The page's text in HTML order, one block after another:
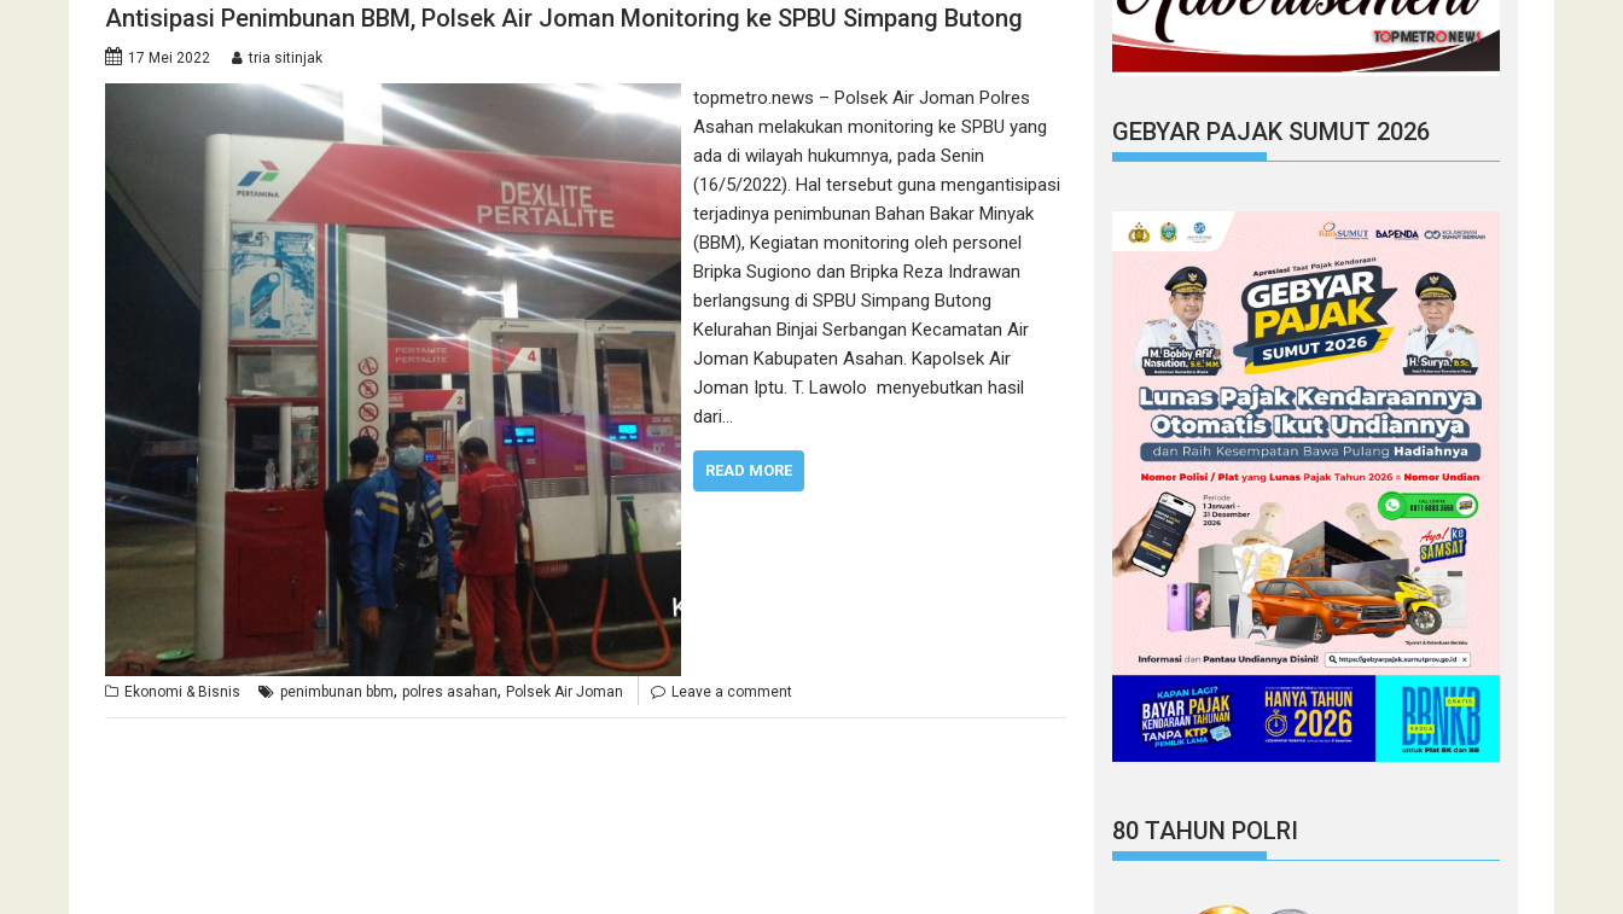
Antisipasi Penimbunan BBM, Polsek Air Joman Monitoring ke SPBU Simpang Butong
17 Mei 2022 tria sitinjak
topmetro.news – Polsek Air Joman Polres
Asahan melakukan monitoring ke SPBU yang
ada di wilayah hukumnya, pada Senin
(16/5/2022). Hal tersebut guna mengantisipasi
terjadinya penimbunan Bahan Bakar Minyak
(BBM), Kegiatan monitoring oleh personel
Bripka Sugiono dan Bripka Reza Indrawan
berlangsung di SPBU Simpang Butong
Kelurahan Binjai Serbangan Kecamatan Air
Joman Kabupaten Asahan. Kapolsek Air
Joman Iptu. T. Lawolo menyebutkan hasil
dari…
READ MORE
Ekonomi & Bisnis penimbunan bbm, polres asahan, Polsek Air Joman Leave a comment
GEBYAR PAJAK SUMUT 2026
80 TAHUN POLRI